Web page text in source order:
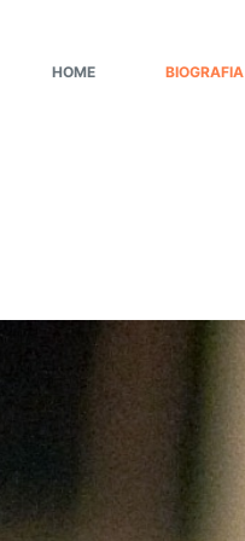
HOME BIOGRAFIA